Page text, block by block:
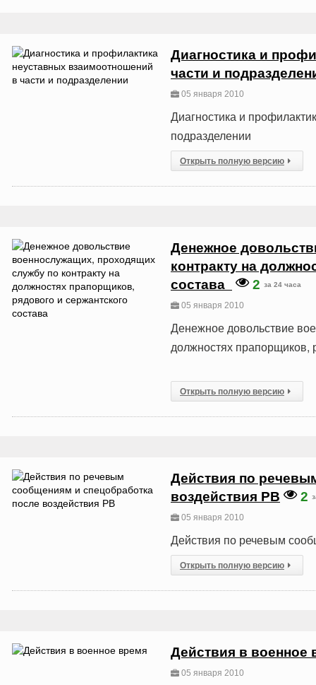
Диагностика и
части и
05 января 2010
Диагностика и
подразделении
Открыть полную версию
Денежное
контракту на
состава
2 за 24 часа
05 января 2010
Денежное довольствие
должностях прапорщиков,
Открыть полную версию
Действия по
воздействия РВ
2
05 января 2010
Действия по речевым
Открыть полную версию
Действия в военное
05 января 2010